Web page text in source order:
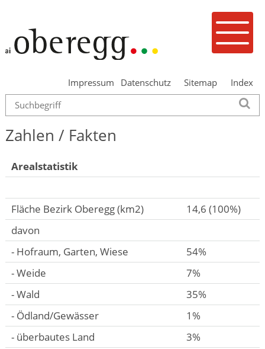
Index
Sitemap
Datenschutz
Impressum
Suche
Menu
Zahlen / Fakten
Arealstatistik
Fläche Bezirk Oberegg (km2)
14,6 (100%)
davon
- Hofraum, Garten, Wiese
54%
- Weide
7%
- Wald
35%
- Ödland/Gewässer
1%
- überbautes Land
3%